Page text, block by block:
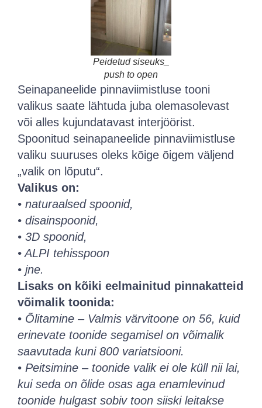
Peidetud siseuks_
push to open
Seinapaneelide pinnaviimistluse tooni
valikus saate lähtuda juba olemasolevast
või alles kujundatavast interjöörist.
Spoonitud seinapaneelide pinnaviimistluse
valiku suuruses oleks kõige õigem väljend
„valik on lõputu“.
Valikus on:
• naturaalsed spoonid,
• disainspoonid,
• 3D spoonid,
• ALPI tehisspoon
• jne.
Lisaks on kõiki eelmainitud pinnakatteid
võimalik toonida:
• Õlitamine – Valmis värvitoone on 56, kuid
erinevate toonide segamisel on võimalik
saavutada kuni 800 variatsiooni.
• Peitsimine – toonide valik ei ole küll nii lai,
kui seda on õlide osas aga enamlevinud
toonide hulgast sobiv toon siiski leitakse